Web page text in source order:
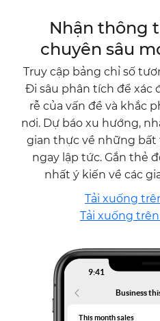
Nhận thông
chuyên sâu
Truy cập bảng chỉ số
Đi sâu phân tích để xác
rễ của vấn đề và khắc
nơi. Dự báo xu hướng,
gian thực về những
ngay lập tức. Gắn thẻ
nhất ý kiến về các
Tải xuống
Tải xuống